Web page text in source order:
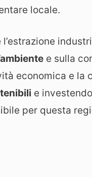
locale.
e sulla
economica e la
e
per questa